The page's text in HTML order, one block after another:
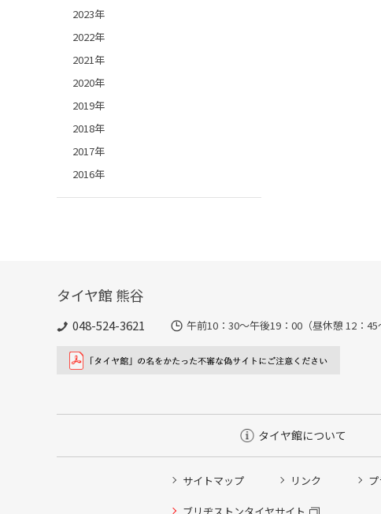
2023年
2022年
2021年
2020年
2019年
2018年
2017年
2016年
タイヤ館 熊谷
048-524-3621 午前10：30～午後19：00（昼休憩 12：
タイヤ館について
サイトマップ リンク
ブリヂストンタイヤサイト
タイヤ点検・安全点検/タイヤ履き替え/オイル交換/その他ピッ